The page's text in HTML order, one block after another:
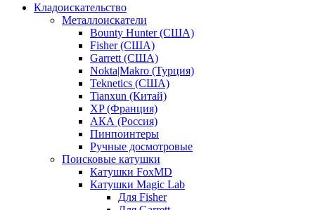
Кладоискательство
Металлоискатели
Bounty Hunter (США)
Fisher (США)
Garrett (США)
Nokta|Makro (Турция)
Teknetics (США)
Tianxun (Китай)
XP (Франция)
АКА (Россия)
Пинпоинтеры
Ручные досмотровые
Поисковые катушки
Катушки FoxMD
Катушки Magic Lab
Для Fisher